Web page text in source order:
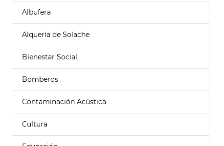
Albufera
Alquería de Solache
Bienestar Social
Bomberos
Contaminación Acústica
Cultura